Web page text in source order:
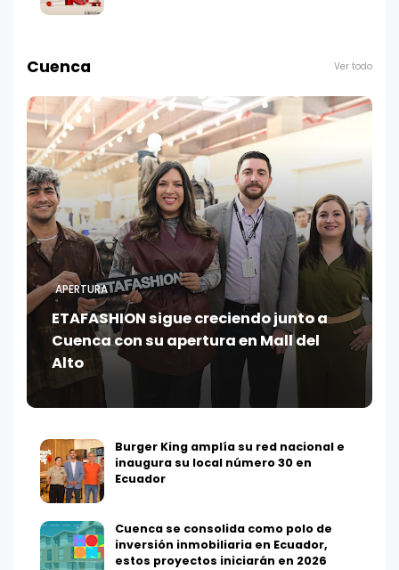
Cuenca Ver todo
APERTURA
ETAFASHION sigue creciendo junto a
Cuenca con su apertura en Mall del
Alto
Burger King amplía su red nacional e
inaugura su local número 30 en
Ecuador
Cuenca se consolida como polo de
inversión inmobiliaria en Ecuador,
estos proyectos iniciarán en 2026